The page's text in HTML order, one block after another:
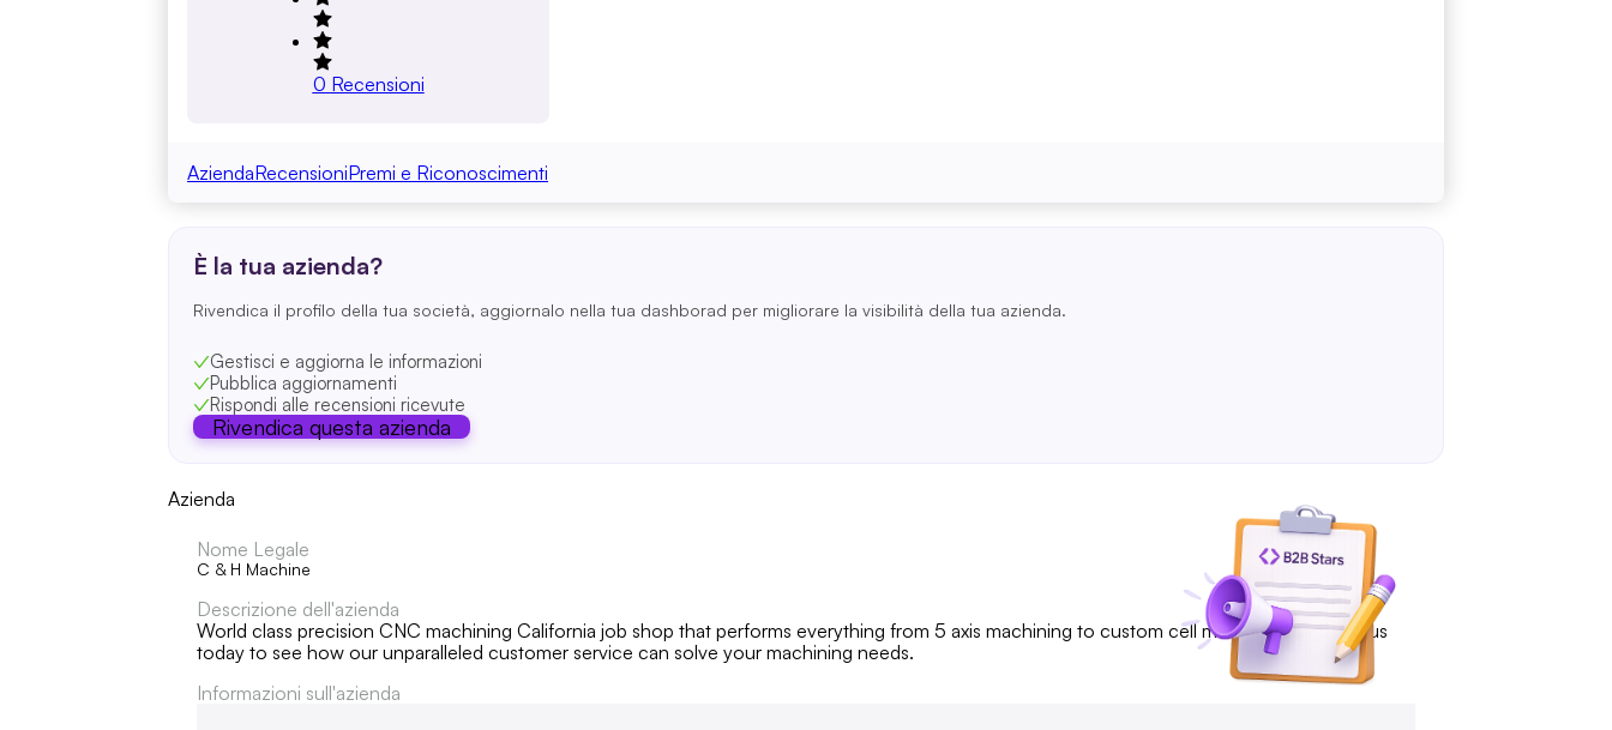
0 Recensioni
AziendaRecensioniPremi e Riconoscimenti
È la tua azienda?
Rivendica il profilo della tua società, aggiornalo nella tua dashborad per migliorare la visibilità della tua azienda.
Gestisci e aggiorna le informazioni
Pubblica aggiornamenti
Rispondi alle recensioni ricevute
Rivendica questa azienda
Azienda
Nome Legale
C & H Machine
Descrizione dell'azienda
World class precision CNC machining California job shop that performs everything from 5 axis machining to custom cell manufacturing. Call us
today to see how our unparalleled customer service can solve your machining needs.
Informazioni sull'azienda